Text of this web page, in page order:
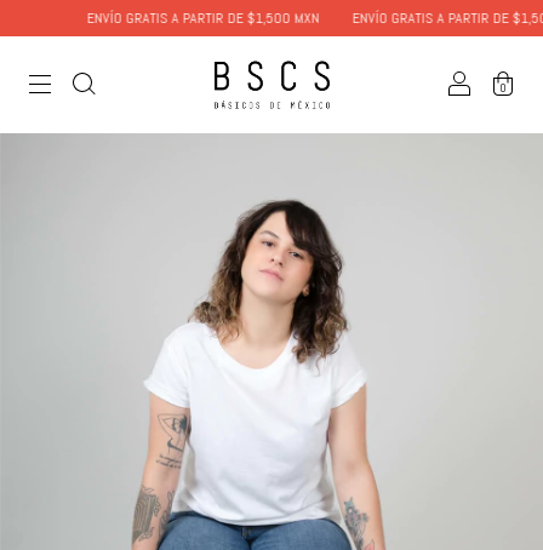
ENVÍO GRATIS A PARTIR DE $1,500 MXN ENVÍO GRATIS A PARTIR DE $1,500
0